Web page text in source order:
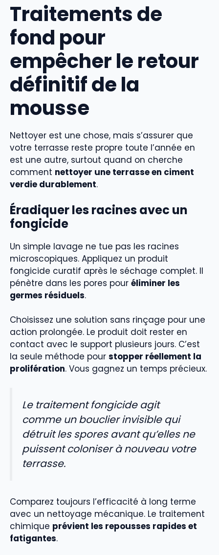
Traitements de
fond pour
empêcher le retour
définitif de la
mousse
Nettoyer est une chose, mais s’assurer que
votre terrasse reste propre toute l’année en
est une autre, surtout quand on cherche
comment nettoyer une terrasse en ciment
verdie durablement.
Éradiquer les racines avec un
fongicide
Un simple lavage ne tue pas les racines
microscopiques. Appliquez un produit
fongicide curatif après le séchage complet. Il
pénètre dans les pores pour éliminer les
germes résiduels.
Choisissez une solution sans rinçage pour une
action prolongée. Le produit doit rester en
contact avec le support plusieurs jours. C’est
la seule méthode pour stopper réellement la
prolifération. Vous gagnez un temps précieux.
Le traitement fongicide agit
comme un bouclier invisible qui
détruit les spores avant qu’elles ne
puissent coloniser à nouveau votre
terrasse.
Comparez toujours l’efficacité à long terme
avec un nettoyage mécanique. Le traitement
chimique prévient les repousses rapides et
fatigantes.